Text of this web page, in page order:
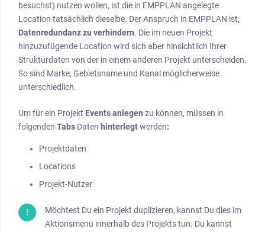
besuchst) nutzen wollen, ist die in EMPPLAN angelegte
Location tatsächlich dieselbe. Der Anspruch in EMPPLAN ist,
Datenredundanz zu verhindern. Die im neuen Projekt
hinzuzufügende Location wird sich aber hinsichtlich Ihrer
Strukturdaten von der in einem anderen Projekt unterscheiden.
So sind Marke, Gebietsname und Kanal möglicherweise
unterschiedlich.
Um für ein Projekt Eventsanlegen zu können, müssen in
folgenden Tabs Daten hinterlegtwerden:
Projektdaten
Locations
Projekt-Nutzer
Möchtest Du ein Projekt duplizieren, kannst Du dies im
Aktionsmenü innerhalb des Projekts tun. Du kannst